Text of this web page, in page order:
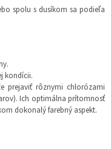
spolu s dusíkom sa podieľa
kondícii.
prejaviť rôznymi chlorózami
Ich optimálna prítomnosť
dokonalý farebný aspekt.